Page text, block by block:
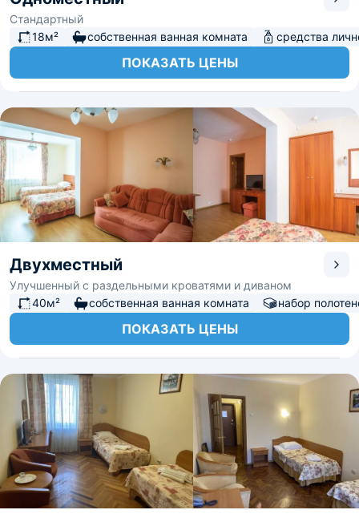
Стандартный
18м²
собственная ванная комната средства
ПОКАЗАТЬ ЦЕНЫ
Двухместный
Улучшенный с раздельными кроватями и диваном
40м²
собственная ванная комната набор
ПОКАЗАТЬ ЦЕНЫ